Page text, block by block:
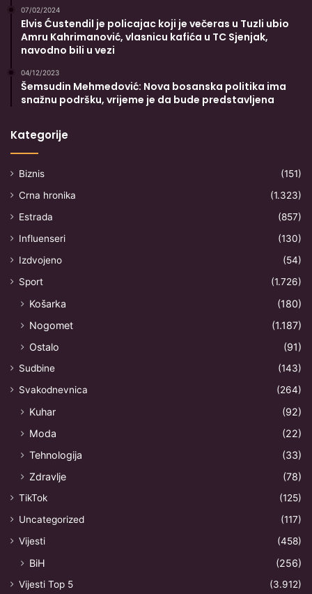
07/02/2024
Elvis Ćustendil je policajac koji je večeras u Tuzli ubio
Amru Kahrimanović, vlasnicu kafića u TC Sjenjak,
navodno bili u vezi
04/12/2023
Šemsudin Mehmedović: Nova bosanska politika ima
snažnu podršku, vrijeme je da bude predstavljena
Kategorije
Biznis
(151)
Crna hronika
(1.323)
Estrada
(857)
Influenseri
(130)
Izdvojeno
(54)
Sport
(1.726)
Košarka
(180)
Nogomet
(1.187)
Ostalo
(91)
Sudbine
(143)
Svakodnevnica
(264)
Kuhar
(92)
Moda
(22)
Tehnologija
(33)
Zdravlje
(78)
TikTok
(125)
Uncategorized
(117)
Vijesti
(458)
BiH (256)
Vijesti Top 5
(3.912)